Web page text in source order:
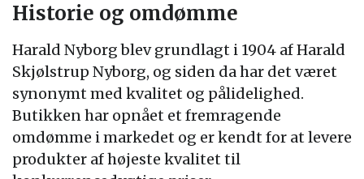
Historie og omdømme
Harald Nyborg blev grundlagt i 1904 af Harald
Skjølstrup Nyborg, og siden da har det været
synonymt med kvalitet og pålidelighed.
Butikken har opnået et fremragende
omdømme i markedet og er kendt for at levere
produkter af højeste kvalitet til